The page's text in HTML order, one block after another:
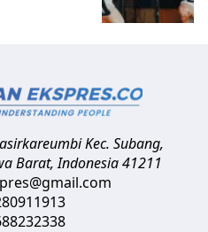
Kec. Subang,
Barat,Indonesia41211